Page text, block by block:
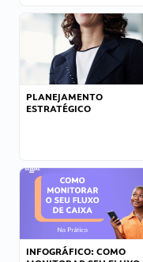
PLANEJAMENTO
ESTRATÉGICO
INFOGRÁFICO: COMO